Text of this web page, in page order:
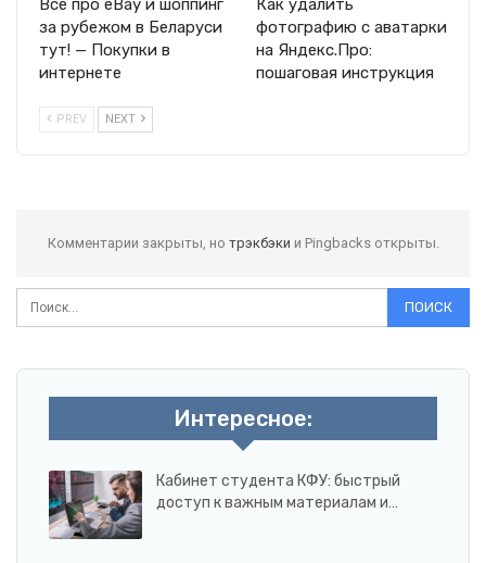
Все про eBay и шоппинг
за рубежом в Беларуси
тут! — Покупки в
интернете
Как удалить
фотографию с аватарки
на Яндекс.Про:
пошаговая инструкция
PREV NEXT
Комментарии закрыты, но трэкбэки и Pingbacks открыты.
Интересное:
Кабинет студента КФУ: быстрый
доступ к важным материалам и…